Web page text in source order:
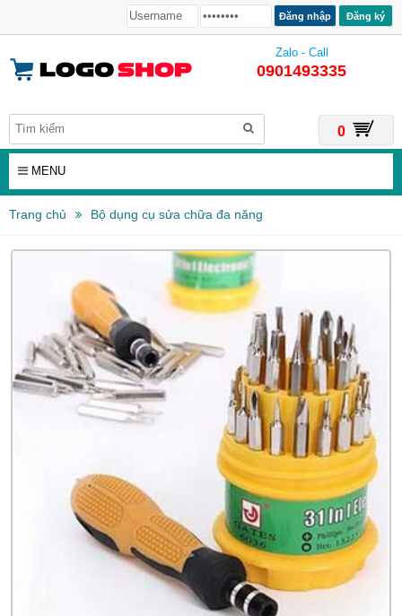
Đăng ký
Zalo - Call
0901493335
0
MENU
Trang chủ Bộ dụng cụ sửa chữa đa năng